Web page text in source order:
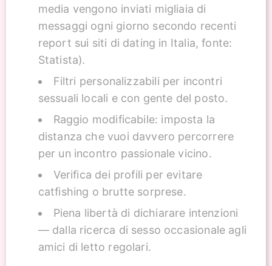
media vengono inviati migliaia di
messaggi ogni giorno secondo recenti
report sui siti di dating in Italia, fonte:
Statista).
Filtri personalizzabili per incontri
sessuali locali e con gente del posto.
Raggio modificabile: imposta la
distanza che vuoi davvero percorrere
per un incontro passionale vicino.
Verifica dei profili per evitare
catfishing o brutte sorprese.
Piena libertà di dichiarare intenzioni
— dalla ricerca di sesso occasionale agli
amici di letto regolari.